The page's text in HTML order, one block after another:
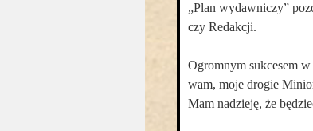
„Plan wydawniczy”
czy Redakcji.
Ogromnym sukcesem
wam, moje drogie
Mam nadzieję, że